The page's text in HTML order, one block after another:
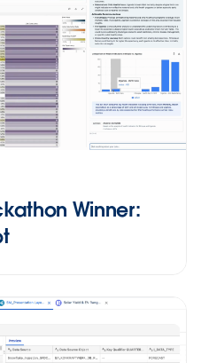
Winner: